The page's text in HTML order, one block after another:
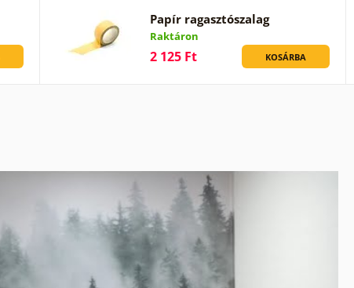
Papír ragasztószalag
Raktáron
2 125 Ft KOSÁRBA